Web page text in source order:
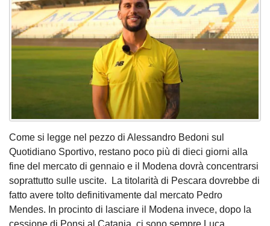
Come si legge nel pezzo di Alessandro Bedoni sul
Quotidiano Sportivo, restano poco più di dieci giorni alla
fine del mercato di gennaio e il Modena dovrà concentrarsi
soprattutto sulle uscite. La titolarità di Pescara dovrebbe di
fatto avere tolto definitivamente dal mercato Pedro
Mendes. In procinto di lasciare il Modena invece, dopo la
cessione di Ponsi al Catania, ci sono sempre Luca